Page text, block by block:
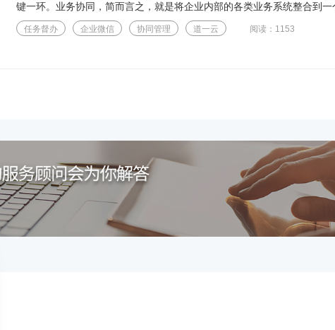
键一环。业务协同，简而言之，就是将企业内部的各类业务系统整合到一
任务督办 企业微信 协同管理 道一云 阅读：1153